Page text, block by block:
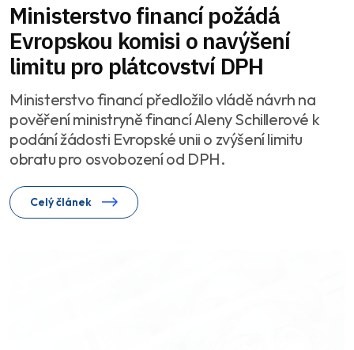
Ministerstvo financí požádá
Evropskou komisi o navýšení
limitu pro plátcovství DPH
Ministerstvo financí předložilo vládě návrh na
pověření ministryně financí Aleny Schillerové k
podání žádosti Evropské unii o zvýšení limitu
obratu pro osvobození od DPH.
Celý článek